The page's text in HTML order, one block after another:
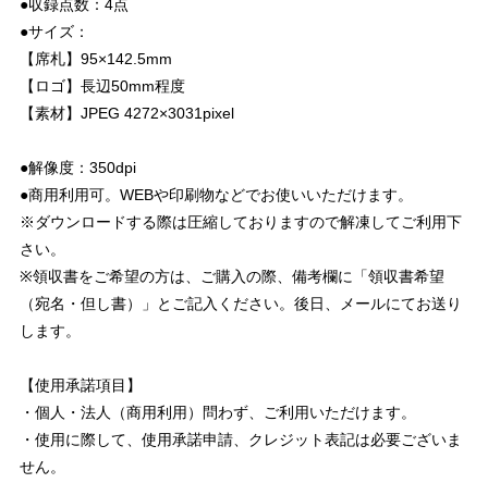
●収録点数：4点
●サイズ：
【席札】95×142.5mm
【ロゴ】長辺50mm程度
【素材】JPEG 4272×3031pixel
●解像度：350dpi
●商用利用可。WEBや印刷物などでお使いいただけます。
※ダウンロードする際は圧縮しておりますので解凍してご利用下
さい。
※領収書をご希望の方は、ご購入の際、備考欄に「領収書希望
（宛名・但し書）」とご記入ください。後日、メールにてお送り
します。
【使用承諾項目】
・個人・法人（商用利用）問わず、ご利用いただけます。
・使用に際して、使用承諾申請、クレジット表記は必要ございま
せん。